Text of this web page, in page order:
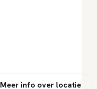
Meer info over locatie